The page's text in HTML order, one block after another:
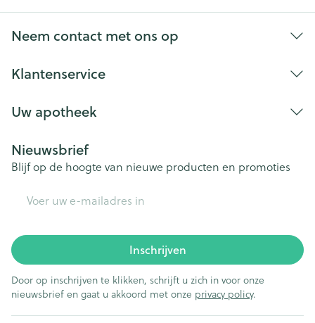
Neem contact met ons op
Klantenservice
Uw apotheek
Nieuwsbrief
Blijf op de hoogte van nieuwe producten en promoties
Inschrijven
Door op inschrijven te klikken, schrijft u zich in voor onze
nieuwsbrief en gaat u akkoord met onze privacy policy.